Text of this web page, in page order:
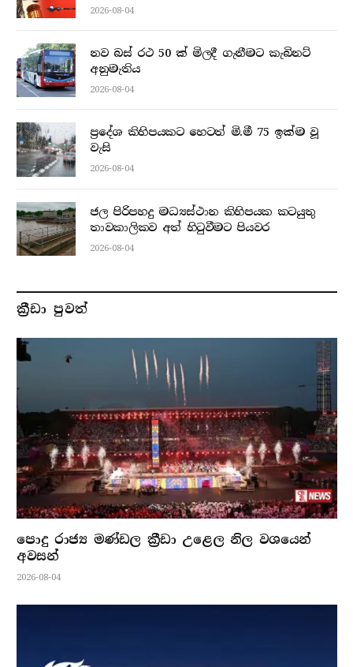
2026-08-04
නව බස් රථ 50 ක් මිලදී ගැනීමට කැබිනට්
අනුමැතිය
2026-08-04
ප්‍රදේශ කිහිපයකට හෙටත් මි.මී 75 ඉක්ම වූ
වැසි
2026-08-04
ජල පිරිපහදු මධ්‍යස්ථාන කිහිපයක කටයුතු
තාවකාලිකව අත් හිටුවීමට පියවර
2026-08-04
ක්‍රීඩා පුවත්
පොදු රාජ්‍ය මණ්ඩල ක්‍රීඩා උළෙල නිල වශයෙන්
අවසන්
2026-08-04